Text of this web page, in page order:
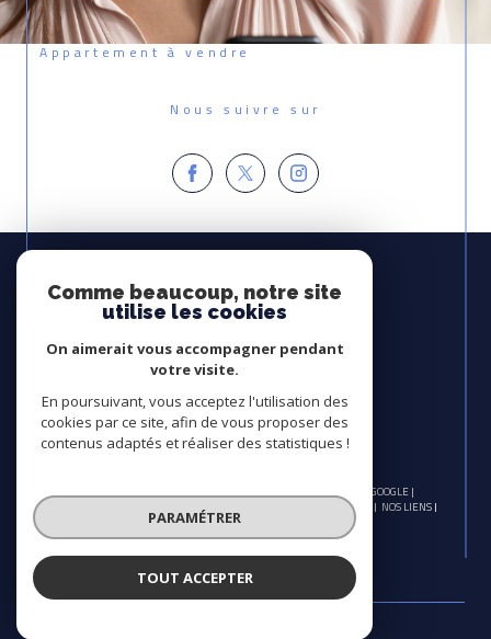
Appartement à vendre
Nous suivre sur
Espace
PROPRIÉTAIRE
Se connecter
Avis
CLIENTS
© 2026 | TOUS DROITS RÉSERVÉS | TRADUCTION POWERED BY GOOGLE |
PLAN DU SITE ADMIN NOS LIENS
POLITIQUE RGPD
Comme beaucoup, notre site
utilise les cookies
On aimerait vous accompagner pendant
votre visite.
En poursuivant, vous acceptez l'utilisation des
cookies par ce site, afin de vous proposer des
contenus adaptés et réaliser des statistiques !
PARAMÉTRER
TOUT ACCEPTER